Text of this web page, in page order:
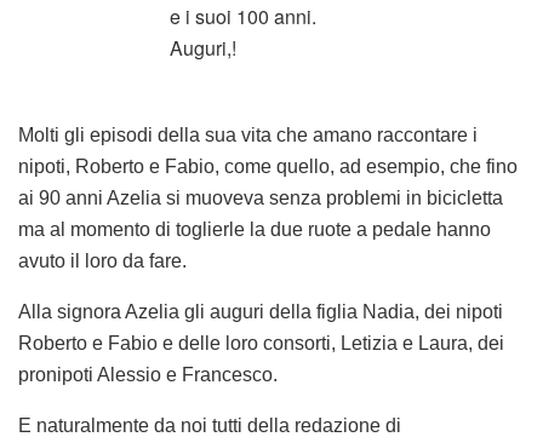
e i suoi 100 anni.
Auguri,!
Molti gli episodi della sua vita che amano raccontare i
nipoti, Roberto e Fabio, come quello, ad esempio, che fino
ai 90 anni Azelia si muoveva senza problemi in bicicletta
ma al momento di toglierle la due ruote a pedale hanno
avuto il loro da fare.
Alla signora Azelia gli auguri della figlia Nadia, dei nipoti
Roberto e Fabio e delle loro consorti, Letizia e Laura, dei
pronipoti Alessio e Francesco.
E naturalmente da noi tutti della redazione di